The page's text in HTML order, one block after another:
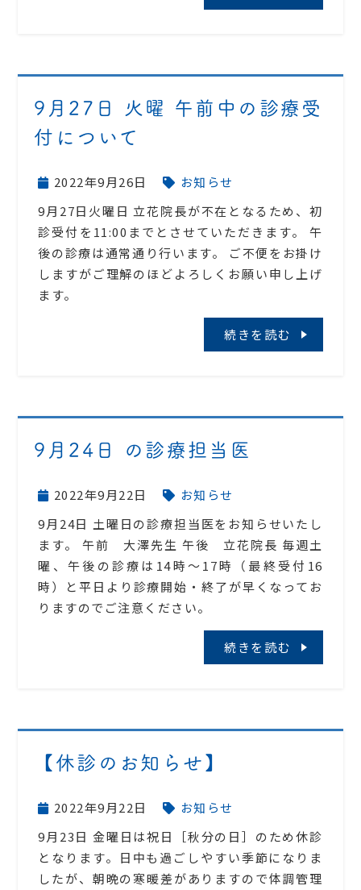
9月27日 火曜 午前中の診療受
付について
2022年9月26日
お知らせ
9月27日火曜日 立花院長が不在となるため、初
診受付を11:00までとさせていただきます。 午
後の診療は通常通り行います。 ご不便をお掛け
しますがご理解のほどよろしくお願い申し上げ
ます。
続きを読む
9月24日 の診療担当医
2022年9月22日
お知らせ
9月24日 土曜日の診療担当医をお知らせいたし
ます。 午前 大澤先生 午後 立花院長 毎週土
曜、午後の診療は14時〜17時（最終受付16
時）と平日より診療開始・終了が早くなってお
りますのでご注意ください。
続きを読む
【休診のお知らせ】
2022年9月22日
お知らせ
9月23日 金曜日は祝日［秋分の日］のため休診
となります。日中も過ごしやすい季節になりま
したが、朝晩の寒暖差がありますので体調管理